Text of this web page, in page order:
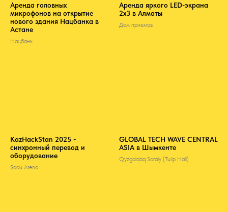
Аренда головных
микрофонов на открытие
нового здания Нацбанка в
Астане
Нацбанк
Аренда яркого LED-экрана
2х3 в Алматы
Дом приемов
KazHackStan 2025 -
синхронный перевод и
оборудование
Sadu Arena
GLOBAL TECH WAVE CENTRAL
ASIA в Шымкенте
Qyzgaldaq Saraiy (Tulip Hall)